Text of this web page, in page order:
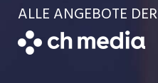
Kanton Schwyz
Festanstellungen
Bewerber-Cockpit
Job-Coach
Bewerbung
Jobs bei der CH Media
CH Media
ALLE ANGEBOTE DER